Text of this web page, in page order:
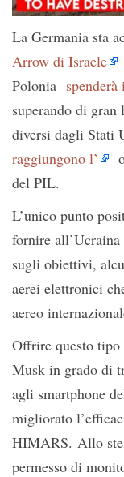
La Germania sta
Arrow di Israele
Polonia
superando di
diversi dagli Stati
raggiungono l’
del PIL.
L’unico punto
fornire
sugli obiettivi,
aerei elettronici
aereo
Offrire questo
Musk in grado di
agli smartphone
migliorato
HIMARS. Allo
permesso di